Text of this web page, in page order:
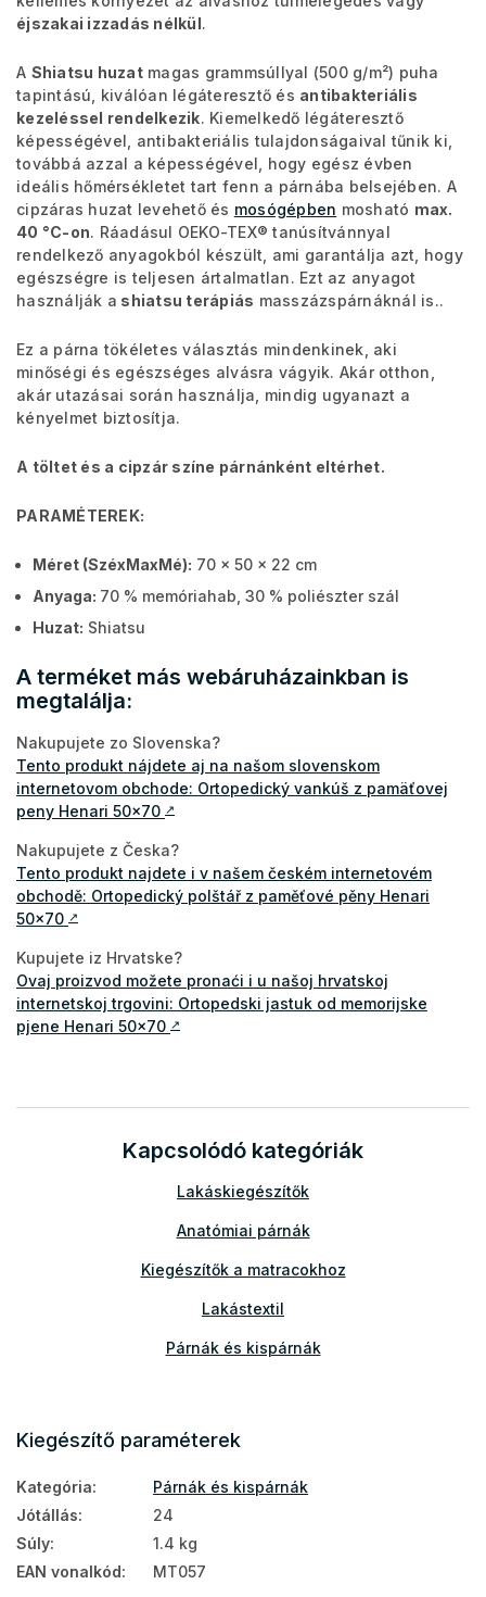
éjszakai izzadás nélkül.
A Shiatsu huzatmagas grammsúllyal (500 g/m²) puha
tapintású, kiválóan légáteresztő és antibakteriális
kezeléssel rendelkezik. Kiemelkedő légáteresztő
képességével, antibakteriális tulajdonságaival tűnik ki,
továbbá azzal a képességével, hogy egész évben
ideális hőmérsékletet tart fenn a párnába belsejében. A
cipzáras huzat levehető és mosógépben mosható max.
40 °C-on. Ráadásul OEKO-TEX® tanúsítvánnyal
rendelkező anyagokból készült, ami garantálja azt, hogy
egészségre is teljesen ártalmatlan. Ezt az anyagot
használják a shiatsu terápiás masszázspárnáknál is..
Ez a párna tökéletes választás mindenkinek, aki
minőségi és egészséges alvásra vágyik. Akár otthon,
akár utazásai során használja, mindig ugyanazt a
kényelmet biztosítja.
A töltet és a cipzár színe párnánként eltérhet.
PARAMÉTEREK:
Méret (SzéxMaxMé): 70 x 50 x 22 cm
Anyaga: 70 % memóriahab, 30 % poliészter szál
Huzat: Shiatsu
A terméket más webáruházainkban is
megtalálja:
Nakupujete zo Slovenska?
Tento produkt nájdete aj na našom slovenskom
internetovom obchode: Ortopedický vankúš z pamäťovej
peny Henari 50x70 ↗
Nakupujete z Česka?
Tento produkt najdete i v našem českém internetovém
obchodě: Ortopedický polštář z paměťové pěny Henari
50x70 ↗
Kupujete iz Hrvatske?
Ovaj proizvod možete pronaći i u našoj hrvatskoj
internetskoj trgovini: Ortopedski jastuk od memorijske
pjene Henari 50x70 ↗
Kapcsolódó kategóriák
Lakáskiegészítők
Anatómiai párnák
Kiegészítők a matracokhoz
Lakástextil
Párnák és kispárnák
Kiegészítő paraméterek
Kategória:
Párnák és kispárnák
Jótállás:
24
Súly:
1.4 kg
EAN vonalkód: MT057